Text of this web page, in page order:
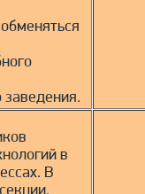
заведения.
в
В